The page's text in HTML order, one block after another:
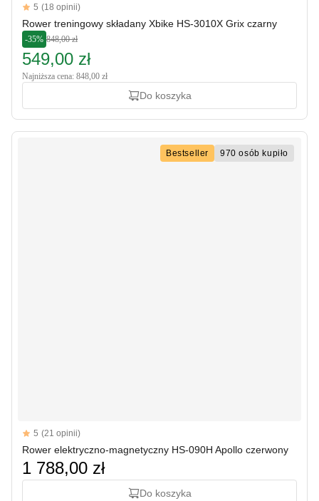
Reviews
5 out of 5 stars
5 (18 opinii)
Rower treningowy składany Xbike HS-3010X Grix czarny
-35% 848,00 zł
549,00 zł
Najniższa cena: 848,00 zł
Do koszyka
Bestseller 970 osób kupiło
Reviews
5 out of 5 stars
5 (21 opinii)
Rower elektryczno-magnetyczny HS-090H Apollo czerwony
1 788,00 zł
Do koszyka